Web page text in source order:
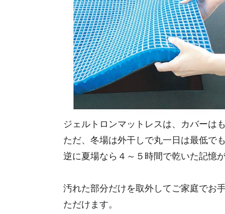
ジェルトロンマットレスは、カバーは
ただ、冬場は外干しで丸一日は最低で
逆に夏場なら４～５時間で乾いた記憶
汚れた部分だけを取外してご家庭でお
ただけます。